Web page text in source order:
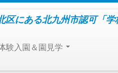
区にある北九州市認可「
体験入園＆園見学